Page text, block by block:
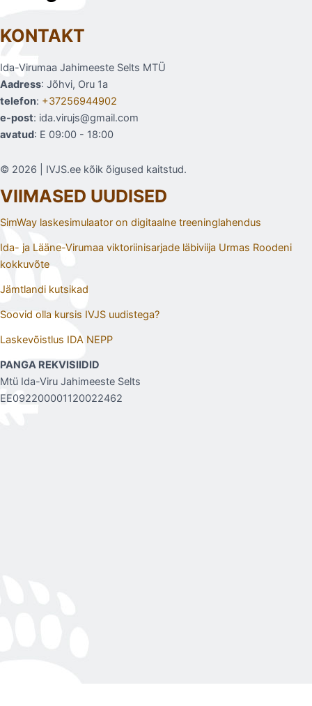
KONTAKT
Ida-Virumaa Jahimeeste Selts MTÜ
Aadress: Jõhvi, Oru 1a
telefon: +37256944902
e-post: ida.virujs@gmail.com
avatud: E 09:00 - 18:00
© 2026 | IVJS.ee kõik õigused kaitstud.
VIIMASED UUDISED
SimWay laskesimulaator on digitaalne treeninglahendus
Ida- ja Lääne-Virumaa viktoriinisarjade läbiviija Urmas Roodeni
kokkuvõte
Jämtlandi kutsikad
Soovid olla kursis IVJS uudistega?
Laskevõistlus IDA NEPP
PANGA REKVISIIDID
Mtü Ida-Viru Jahimeeste Selts
EE092200001120022462